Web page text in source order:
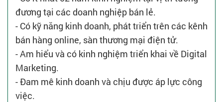
đương tại các doanh nghiệp bán lẻ.
- Có kỹ năng kinh doanh, phát triển trên các kênh
bán hàng online, sàn thương mại điện tử.
- Am hiểu và có kinh nghiệm triển khai về Digital
Marketing.
- Đam mê kinh doanh và chịu được áp lực công
việc.